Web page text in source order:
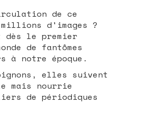
de ce
d'images ?
le premier
de fantômes
à notre époque.
elles suivent
mais nourrie
de périodiques